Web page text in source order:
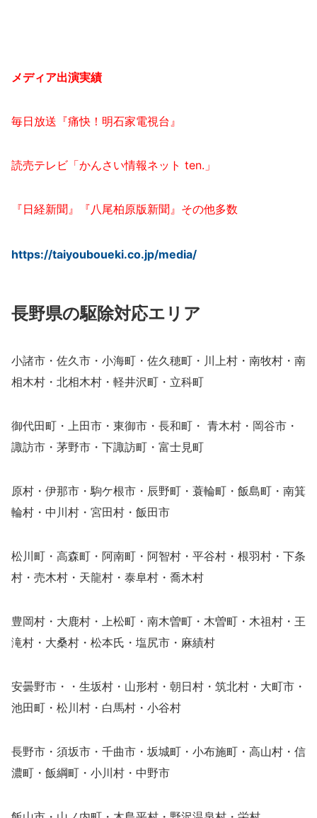
メディア出演実績
毎日放送『痛快！明石家電視台』
読売テレビ「かんさい情報ネット ten.」
『日経新聞』『八尾柏原版新聞』その他多数
https://taiyouboueki.co.jp/media/
長野県の駆除対応エリア
小諸市・佐久市・小海町・佐久穂町・川上村・南牧村・南
相木村・北相木村・軽井沢町・立科町
御代田町・上田市・東御市・長和町・ 青木村・岡谷市・
諏訪市・茅野市・下諏訪町・富士見町
原村・伊那市・駒ケ根市・辰野町・蓑輪町・飯島町・南箕
輪村・中川村・宮田村・飯田市
松川町・高森町・阿南町・阿智村・平谷村・根羽村・下条
村・売木村・天龍村・泰阜村・喬木村
豊岡村・大鹿村・上松町・南木曽町・木曽町・木祖村・王
滝村・大桑村・松本氏・塩尻市・麻績村
安曇野市・・生坂村・山形村・朝日村・筑北村・大町市・
池田町・松川村・白馬村・小谷村
長野市・須坂市・千曲市・坂城町・小布施町・高山村・信
濃町・飯綱町・小川村・中野市